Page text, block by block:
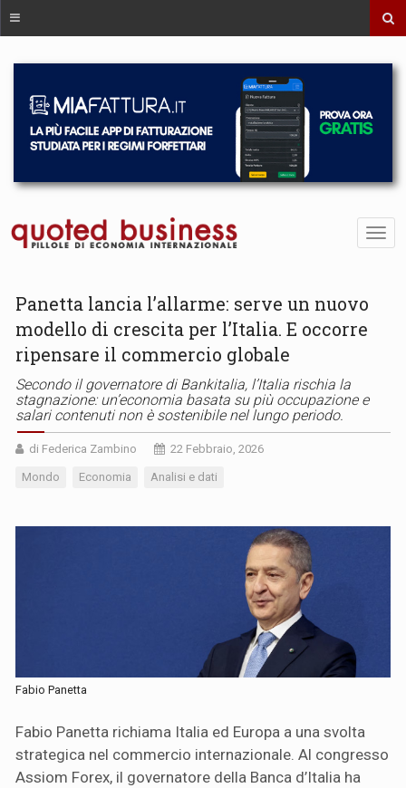
Panetta lancia l’allarme: serve un nuovo
modello di crescita per l’Italia. E occorre
ripensare il commercio globale
Secondo il governatore di Bankitalia, l’Italia rischia la
stagnazione: un’economia basata su più occupazione e
salari contenuti non è sostenibile nel lungo periodo.
di Federica Zambino 22 Febbraio, 2026
Mondo Economia Analisi e dati
Fabio Panetta
Fabio Panetta richiama Italia ed Europa a una svolta
strategica nel commercio internazionale. Al congresso
Assiom Forex, il governatore della Banca d’Italia ha